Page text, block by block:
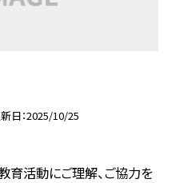
日 2025/10/25
活動にご理解、ご協力を